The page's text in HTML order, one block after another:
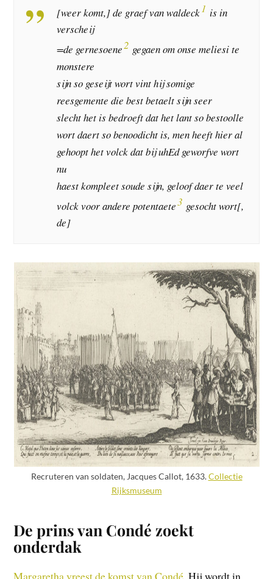
[weer komt,] de graef van waldeck1 is in
verscheij
=de gernesoene2 gegaen om onse meliesi te
monstere
sijn so geseijt wort vint hij somige
reesgemente die best betaelt sijn seer
slecht het is bedroeft dat het lant so bestoolle
wort daert so benoodicht is, men heeft hier al
gehoopt het volck dat bij uhEd geworfve wort
nu
haest kompleet soude sijn, geloof daer te veel
volck voor andere potentaete3 gesocht wort[,
de]
Recruteren van soldaten, Jacques Callot, 1633.Collectie
Rijksmuseum
De prins van Condé zoekt
onderdak